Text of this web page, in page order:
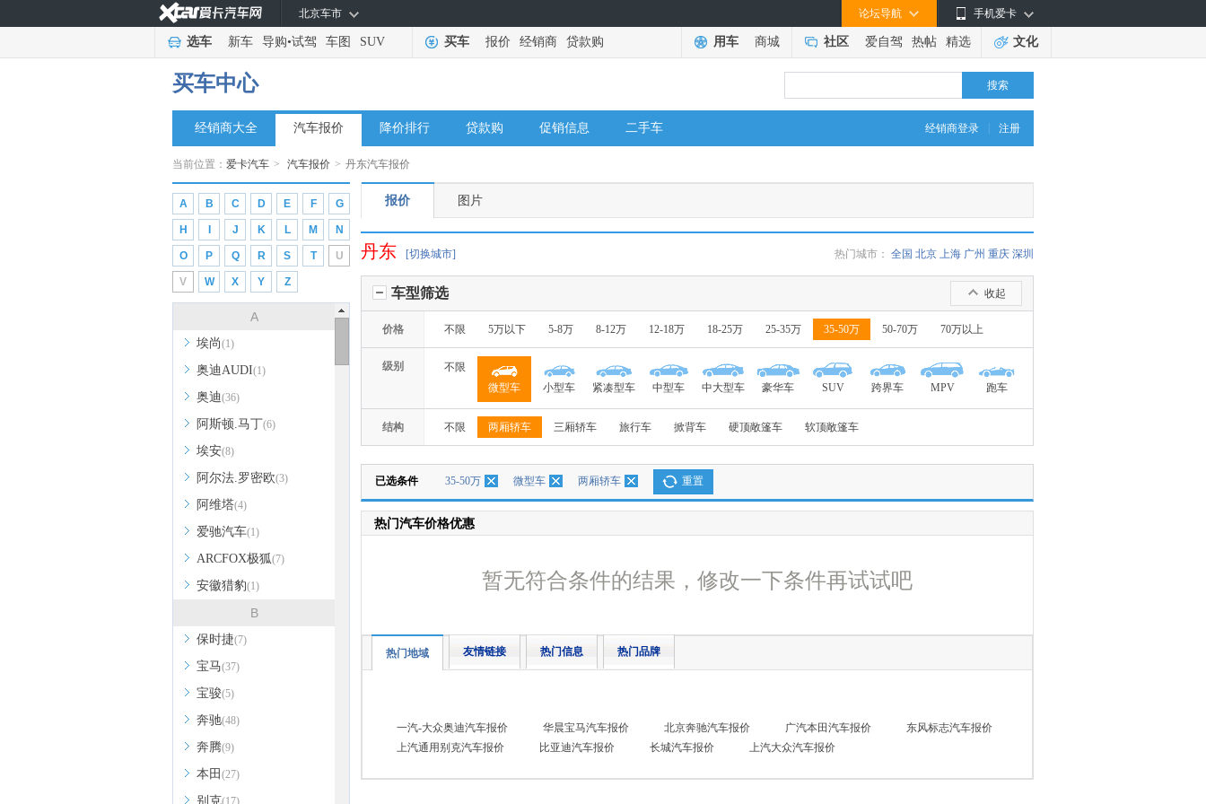
手机爱卡
论坛导航
北京车市
选车 新车 导购•试驾 车图 SUV 买车 报价 经销商 贷款购 用车 商城 社区 爱自驾 热帖 精选 文化
买车中心 搜索
经销商登录 注册
经销商大全 汽车报价 降价排行 贷款购 促销信息 二手车
当前位置： 爱卡汽车 > 汽车报价 > 丹东汽车报价
A B C D E F G
H J K L M N
O P Q R S T U
V W X Y Z
A
埃尚(1)
奥迪AUDI(1)
奥迪(36)
阿斯顿.马丁(6)
埃安(8)
阿尔法.罗密欧(3)
阿维塔(4)
爱驰汽车(1)
ARCFOX极狐(7)
安徽猎豹(1)
B
保时捷(7)
宝马(37)
宝骏(5)
奔驰(48)
奔腾(9)
本田 (27)
别克(17)
报价 图片
热门城市： 全国 北京 上海 广州 重庆 深圳
丹东 [切换城市]
收起
车型筛选
价格 不限 5万以下 5-8万 8-12万 12-18万 18-25万 25-35万 35-50万 50-70万 70万以上
级别
不限
微型车
小型车 紧凑型车 中型车 中大型车 豪华车 SUV 跨界车 MPV 跑车
结构 不限 两厢轿车 三厢轿车 旅行车 掀背车 硬顶敞篷车 软顶敞篷车
已选条件 35-50万 微型车 两厢轿车 重置
热门汽车价格优惠
暂无符合条件的结果，修改一下条件再试试吧
热门地域 友情链接 热门信息 热门品牌
一汽-大众奥迪汽车报价 华晨宝马汽车报价 北京奔驰汽车报价 广汽本田汽车报价
东风标志汽车报价
上汽通用别克汽车报价
比亚迪汽车报价 长城汽车报价 上汽大众汽车报价